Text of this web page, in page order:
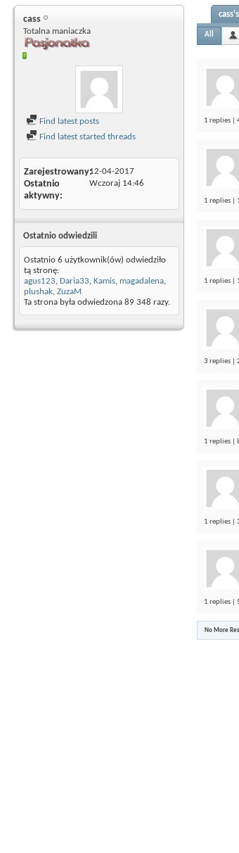
cass
Totalna maniaczka
Find latest posts
Find latest started threads
Zarejestrowany12-04-2017
Ostatnio
aktywny
Wczoraj 14:46
Ostatnio odwiedzili
Ostatnio 6 użytkownik(ów) odwiedziło
tą stronę:
agus123, Daria33, Kamis, magadalena,
plushak, ZuzaM
Ta strona była odwiedzona 89 348 razy.
All
1 replies |
1 replies |
1 replies |
3 replies |
1 replies |
1 replies |
1 replies |
No More